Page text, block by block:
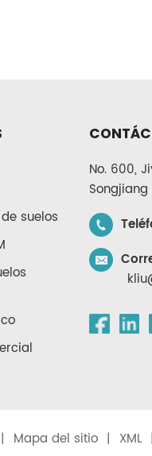
suelos
No. 600,
Mapa del sitio | XML |